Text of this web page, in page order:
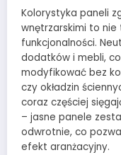
Kolorystyka paneli
wnętrzarskimi to
funkcjonalności.
dodatków i mebli,
modyfikować bez
czy okładzin
coraz częściej
– jasne panele
odwrotnie, co
efekt aranżacyjny.